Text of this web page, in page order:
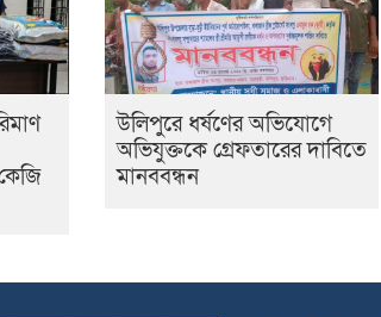
উলিপুরে ধর্ষণের অভিযোগে
অভিযুক্তকে গ্রেফতারের দাবিতে
মানববন্ধন